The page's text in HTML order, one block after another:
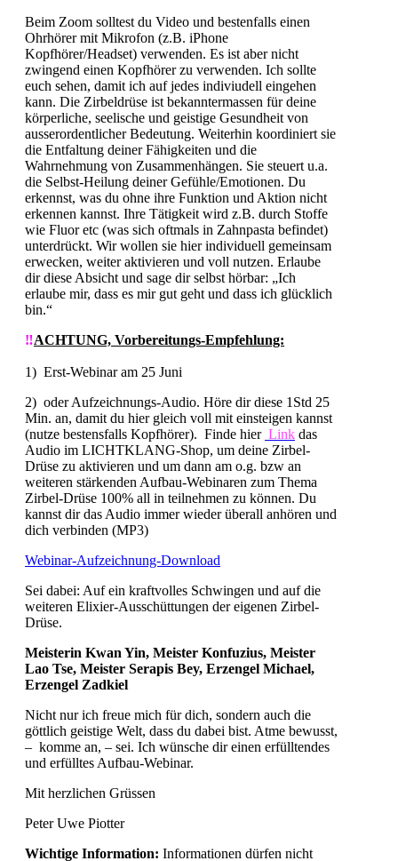
Beim Zoom solltest du Video und bestenfalls einen
Ohrhörer mit Mikrofon (z.B. iPhone
Kopfhörer/Headset) verwenden. Es ist aber nicht
zwingend einen Kopfhörer zu verwenden. Ich sollte
euch sehen, damit ich auf jedes indiviudell eingehen
kann. Die Zirbeldrüse ist bekanntermassen für deine
körperliche, seelische und geistige Gesundheit von
ausserordentlicher Bedeutung. Weiterhin koordiniert sie
die Entfaltung deiner Fähigkeiten und die
Wahrnehmung von Zusammenhängen. Sie steuert u.a.
die Selbst-Heilung deiner Gefühle/Emotionen. Du
erkennst, was du ohne ihre Funktion und Aktion nicht
erkennen kannst. Ihre Tätigkeit wird z.B. durch Stoffe
wie Fluor etc (was sich oftmals in Zahnpasta befindet)
unterdrückt. Wir wollen sie hier individuell gemeinsam
erwecken, weiter aktivieren und voll nutzen. Erlaube
dir diese Absicht und sage dir selbst hörbar: „Ich
erlaube mir, dass es mir gut geht und dass ich glücklich
bin.“
‼️ACHTUNG, Vorbereitungs-Empfehlung:
1) Erst-Webinar am 25 Juni
2) oder Aufzeichnungs-Audio. Höre dir diese 1Std 25
Min. an, damit du hier gleich voll mit einsteigen kannst
(nutze bestensfalls Kopfhörer). Finde hier Link das
Audio im LICHTKLANG-Shop, um deine Zirbel-
Drüse zu aktivieren und um dann am o.g. bzw an
weiteren stärkenden Aufbau-Webinaren zum Thema
Zirbel-Drüse 100% all in teilnehmen zu können. Du
kannst dir das Audio immer wieder überall anhören und
dich verbinden (MP3)
Webinar-Aufzeichnung-Download
Sei dabei: Auf ein kraftvolles Schwingen und auf die
weiteren Elixier-Ausschüttungen der eigenen Zirbel-
Drüse.
Meisterin Kwan Yin, Meister Konfuzius, Meister
Lao Tse, Meister Serapis Bey, Erzengel Michael,
Erzengel Zadkiel
Nicht nur ich freue mich für dich, sondern auch die
göttlich geistige Welt, dass du dabei bist. Atme bewusst,
– komme an, – sei. Ich wünsche dir einen erfülltendes
und erfülltes Aufbau-Webinar.
Mit herzlichen Grüssen
Peter Uwe Piotter
Wichtige Information: Informationen dürfen nicht